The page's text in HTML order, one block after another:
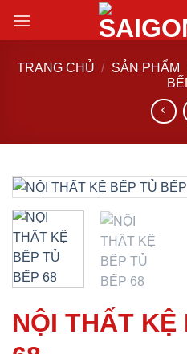
đến
dungTRANG CHỦ / SẢN PHẨM
NỘI THẤT KỆ